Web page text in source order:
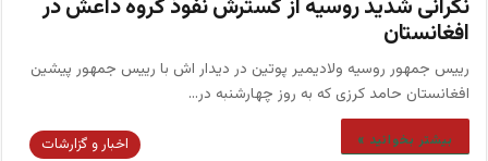
نگرانی شدید روسیه از گسترش نفوذ گروه داعش در
افغانستان
رییس جمهور روسیه ولادیمیر پوتین در دیدار اش با رییس جمهور پیشین
افغانستان حامد کرزی که به روز چهارشنبه در…
بیشتر بخوانید » اخبار و گزارشات